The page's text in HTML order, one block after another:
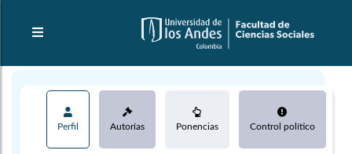
Perfil Autorías Ponencias Control político